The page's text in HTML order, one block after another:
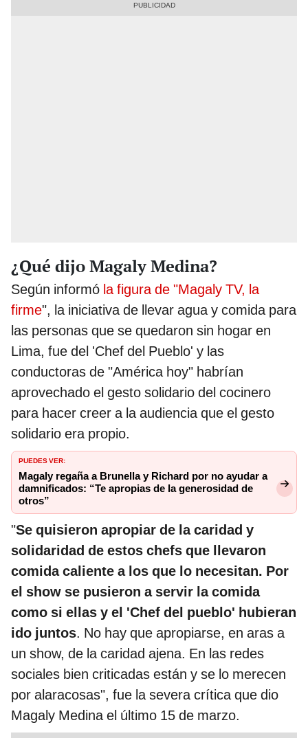
¿Qué dijo Magaly Medina?
Según informó la figura de "Magaly TV, la
firme", la iniciativa de llevar agua y comida para
las personas que se quedaron sin hogar en
Lima, fue del 'Chef del Pueblo' y las
conductoras de "América hoy" habrían
aprovechado el gesto solidario del cocinero
para hacer creer a la audiencia que el gesto
solidario era propio.
PUEDES VER:
Magaly regaña a Brunella y Richard por no ayudar a
damnificados: “Te apropias de la generosidad de
otros”
"Se quisieron apropiar de la caridad y
solidaridad de estos chefs que llevaron
comida caliente a los que lo necesitan. Por
el show se pusieron a servir la comida
como si ellas y el 'Chef del pueblo' hubieran
ido juntos. No hay que apropiarse, en aras a
un show, de la caridad ajena. En las redes
sociales bien criticadas están y se lo merecen
por alaracosas", fue la severa crítica que dio
Magaly Medina el último 15 de marzo.